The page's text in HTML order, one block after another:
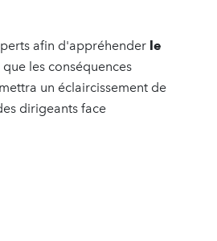
afin d'appréhender le
les conséquences
un éclaircissement de
dirigeants face